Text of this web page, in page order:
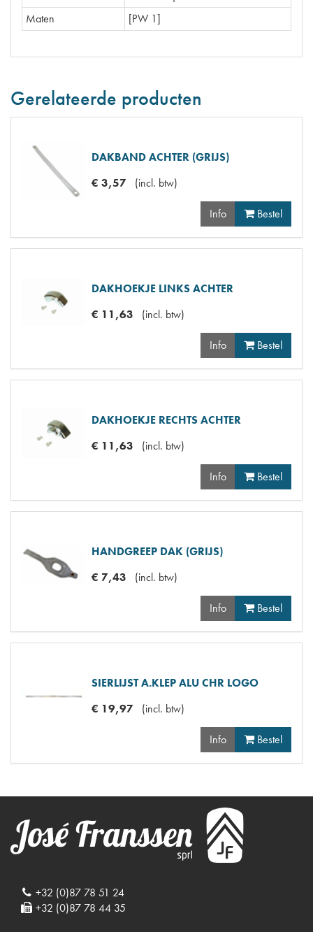
Maten
[PW 1]
Gerelateerde producten
DAKBAND ACHTER (GRIJS)
€ 3,57 (incl. btw)
Info Bestel
DAKHOEKJE LINKS ACHTER
€ 11,63 (incl. btw)
Info Bestel
DAKHOEKJE RECHTS ACHTER
€ 11,63 (incl. btw)
Info Bestel
HANDGREEP DAK (GRIJS)
€ 7,43 (incl. btw)
Info Bestel
SIERLIJST A.KLEP ALU CHR LOGO
€ 19,97 (incl. btw)
Info Bestel
+32 (0)87 78 51 24
+32 (0)87 78 44 35